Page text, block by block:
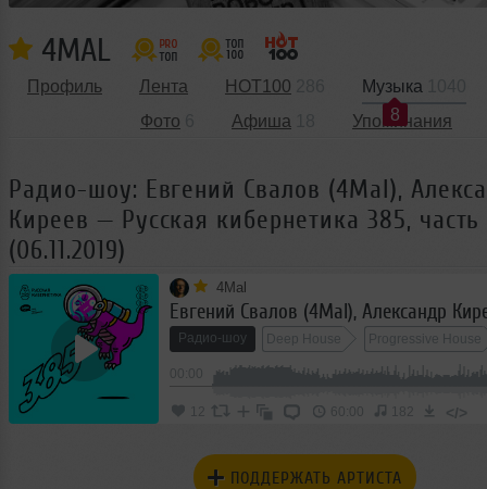
4MAL
Профиль Лента HOT100
Музыка
8
Фото
Афиша Упоминания
Радио-шоу: Евгений Свалов (4Mal),
Киреев — Русская кибернетика 385, часть
(06.11.2019)
4Mal
Радио-шоу Deep House Progressive House
Tech House
12 60:00 182 </>
ПОДДЕРЖАТЬ АРТИСТА